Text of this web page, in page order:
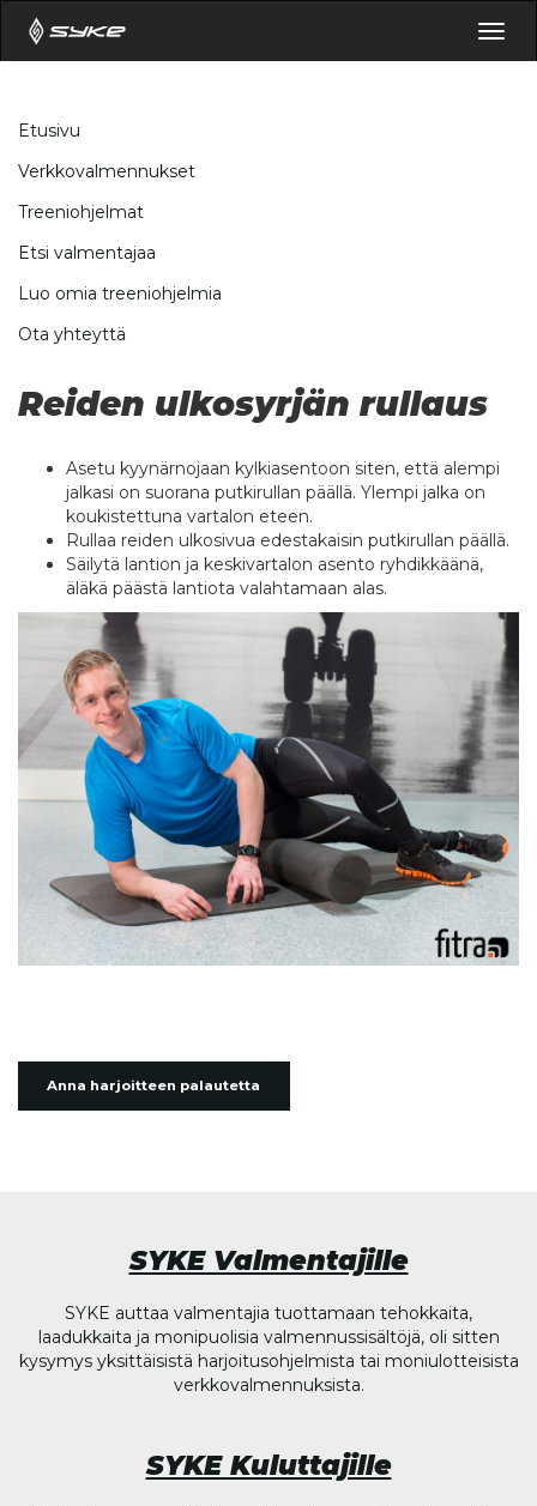
Etusivu
Verkkovalmennukset
Treeniohjelmat
Etsi valmentajaa
Luo omia treeniohjelmia
Ota yhteyttä
Reiden ulkosyrjän rullaus
Asetu kyynärnojaan kylkiasentoon siten, että alempi
jalkasi on suorana putkirullan päällä. Ylempi jalka on
koukistettuna vartalon eteen.
Rullaa reiden ulkosivua edestakaisin putkirullan päällä.
Säilytä lantion ja keskivartalon asento ryhdikkäänä,
äläkä päästä lantiota valahtamaan alas.
Anna harjoitteen palautetta
SYKE Valmentajille
SYKE auttaa valmentajia tuottamaan tehokkaita,
laadukkaita ja monipuolisia valmennussisältöjä, oli sitten
kysymys yksittäisistä harjoitusohjelmista tai moniulotteisista
verkkovalmennuksista.
SYKE Kuluttajille